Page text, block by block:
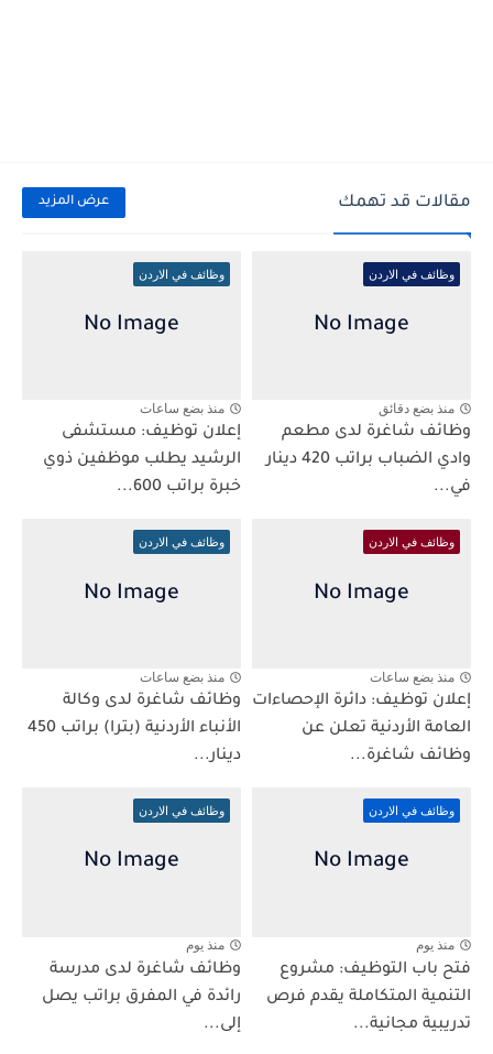
مقالات قد تهمك عرض المزيد
وظائف في الاردن
منذ بضع دقائق
وظائف شاغرة لدى مطعم
وادي الضباب براتب 420 دينار
في...
وظائف في الاردن
منذ بضع ساعات
إعلان توظيف: مستشفى
الرشيد يطلب موظفين ذوي
خبرة براتب 600...
وظائف في الاردن
منذ بضع ساعات
إعلان توظيف: دائرة الإحصاءات
العامة الأردنية تعلن عن
وظائف شاغرة...
وظائف في الاردن
منذ بضع ساعات
وظائف شاغرة لدى وكالة
الأنباء الأردنية (بترا) براتب 450
دينار...
وظائف في الاردن
منذ يوم
فتح باب التوظيف: مشروع
التنمية المتكاملة يقدم فرص
تدريبية مجانية...
وظائف في الاردن
منذ يوم
وظائف شاغرة لدى مدرسة
رائدة في المفرق براتب يصل
إلى...